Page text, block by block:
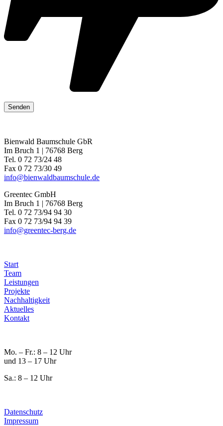
Bienwald Baumschule GbR
Im Bruch 1 | 76768 Berg
Tel. 0 72 73/24 48
Fax 0 72 73/30 49
info@bienwaldbaumschule.de
Greentec GmbH
Im Bruch 1 | 76768 Berg
Tel. 0 72 73/94 94 30
Fax 0 72 73/94 94 39
info@greentec-berg.de
Start
Team
Leistungen
Projekte
Nachhaltigkeit
Aktuelles
Kontakt
Mo. – Fr.: 8 – 12 Uhr
und 13 – 17 Uhr
Sa.: 8 – 12 Uhr
Datenschutz
Impressum